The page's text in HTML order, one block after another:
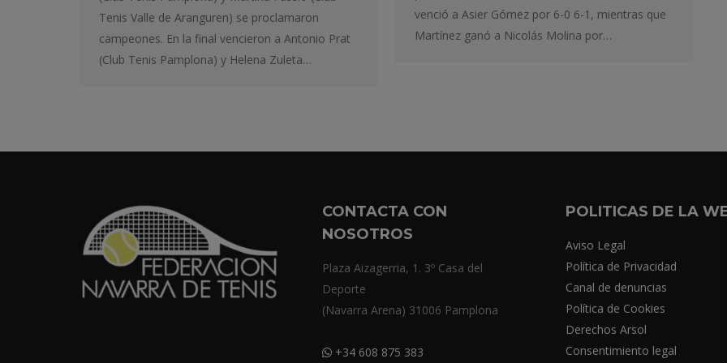
Tenis Valle de Aranguren) se proclamaron
campeones. En la final vencieron a Antonio Prat
(Club Tenis Pamplona) y Helena Zuleta…
venció a Asier Gómez por 6-0 6-1, mientras que
Martínez ganó a Nicolás Molina por…
CONTACTA CON
NOSOTROS
Plaza Aizagerria, 1. 3º Casa del
Deporte
(Navarra Arena) 31006 Pamplona
+34 608 875 383
POLITICAS DE LA
Aviso Legal
Política de Privacidad
Canal de denuncias
Política de Cookies
Derechos Arsol
Consentimiento legal